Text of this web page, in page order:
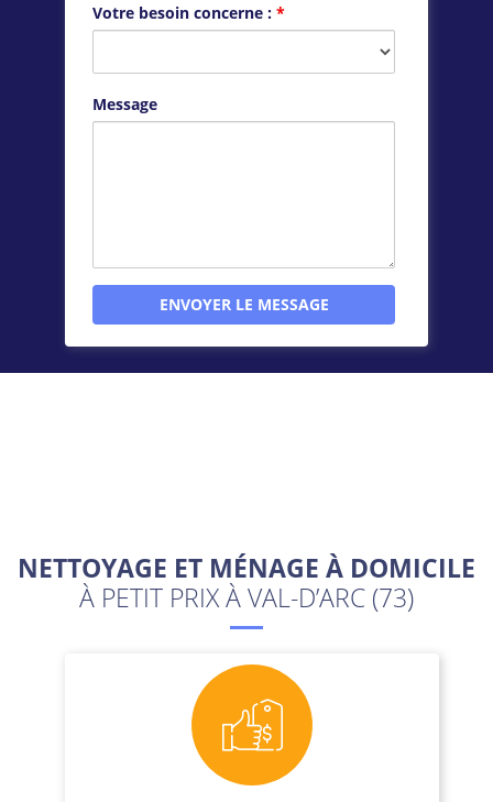
Votre besoin concerne : *
Message
NETTOYAGE ET MÉNAGE À DOMICILE
À PETIT PRIX À VAL-D’ARC (73)